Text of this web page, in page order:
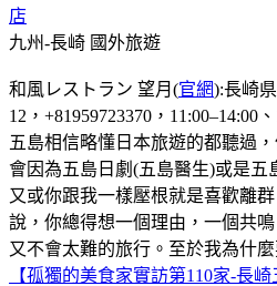
店
九州-長崎 國外旅遊
和風レストラン 望月(官網):長崎
12，+81959723370，11:00–14:00
五島相信略懂日本旅遊的都聽過
會因為五島日劇(五島醫生)或是五
又或你跟我一樣壓根就是喜歡離
說，你總得想一個理由，一個共
又不會太難的旅行。至於我為什
【孤獨的美食家實訪第110家-長